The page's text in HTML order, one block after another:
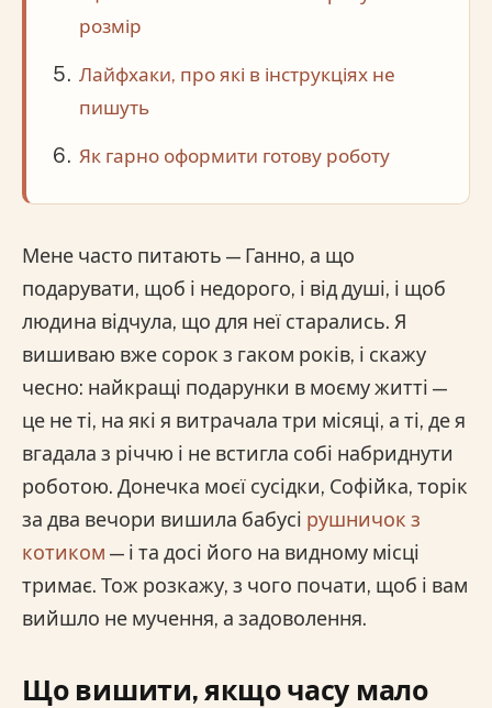
розмір
Лайфхаки, про які в інструкціях не
пишуть
Як гарно оформити готову роботу
Мене часто питають — Ганно, а що
подарувати, щоб і недорого, і від душі, і щоб
людина відчула, що для неї старались. Я
вишиваю вже сорок з гаком років, і скажу
чесно: найкращі подарунки в моєму житті —
це не ті, на які я витрачала три місяці, а ті, де я
вгадала з річчю і не встигла собі набриднути
роботою. Донечка моєї сусідки, Софійка, торік
за два вечори вишила бабусі рушничок з
котиком — і та досі його на видному місці
тримає. Тож розкажу, з чого почати, щоб і вам
вийшло не мучення, а задоволення.
Що вишити, якщо часу мало